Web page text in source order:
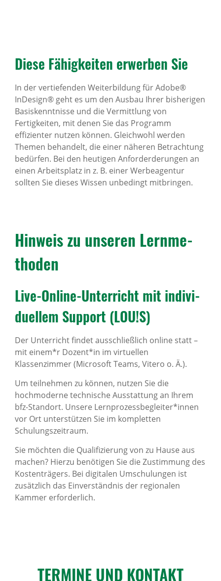
Diese Fähig­keiten erwerben Sie
In der vertiefenden Weiterbildung für Adobe®
InDesign® geht es um den Ausbau Ihrer bisherigen
Basiskenntnisse und die Vermittlung von
Fertigkeiten, mit denen Sie das Programm
effizienter nutzen können. Gleichwohl werden
Themen behandelt, die einer näheren Betrachtung
bedürfen. Bei den heutigen Anforderderungen an
einen Arbeitsplatz in z. B. einer Werbeagentur
sollten Sie dieses Wissen unbedingt mitbringen.
Hinweis zu unseren Lern­me­
thoden
Live-Online-Unter­richt mit indi­vi­
du­ellem Support (LOU!S)
Der Unterricht findet ausschließlich online statt –
mit einem*r Dozent*in im virtuellen
Klassenzimmer (Microsoft Teams, Vitero o. Ä.).
Um teilnehmen zu können, nutzen Sie die
hochmoderne technische Ausstattung an Ihrem
bfz-Standort. Unsere Lernprozessbegleiter*innen
vor Ort unterstützen Sie im kompletten
Schulungszeitraum.
Sie möchten die Qualifizierung von zu Hause aus
machen? Hierzu benötigen Sie die Zustimmung des
Kostenträgers. Bei digitalen Umschulungen ist
zusätzlich das Einverständnis der regionalen
Kammer erforderlich.
TERMINE UND KONTAKT